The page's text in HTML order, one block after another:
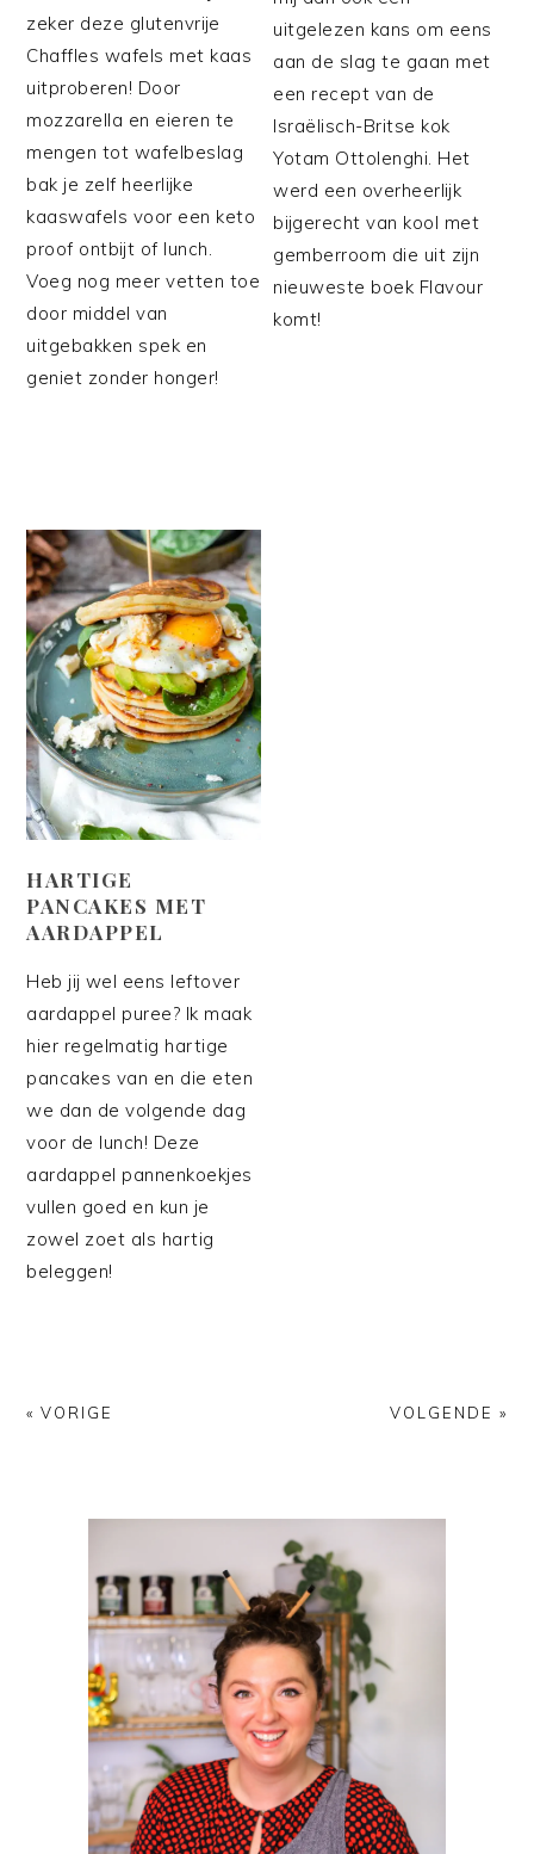
zeker deze glutenvrije
Chaffles wafels met kaas
uitproberen! Door
mozzarella en eieren te
mengen tot wafelbeslag
bak je zelf heerlijke
kaaswafels voor een keto
proof ontbijt of lunch.
Voeg nog meer vetten toe
door middel van
uitgebakken spek en
geniet zonder honger!
uitgelezen kans om eens
aan de slag te gaan met
een recept van de
Israëlisch-Britse kok
Yotam Ottolenghi. Het
werd een overheerlijk
bijgerecht van kool met
gemberroom die uit zijn
nieuweste boek Flavour
komt!
HARTIGE
PANCAKES MET
AARDAPPEL
Heb jij wel eens leftover
aardappel puree? Ik maak
hier regelmatig hartige
pancakes van en die eten
we dan de volgende dag
voor de lunch! Deze
aardappel pannenkoekjes
vullen goed en kun je
zowel zoet als hartig
beleggen!
« VORIGE VOLGENDE »